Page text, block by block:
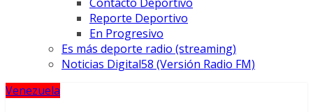
Contacto Deportivo
Reporte Deportivo
En Progresivo
Es más deporte radio (streaming)
Noticias Digital58 (Versión Radio FM)
Venezuela